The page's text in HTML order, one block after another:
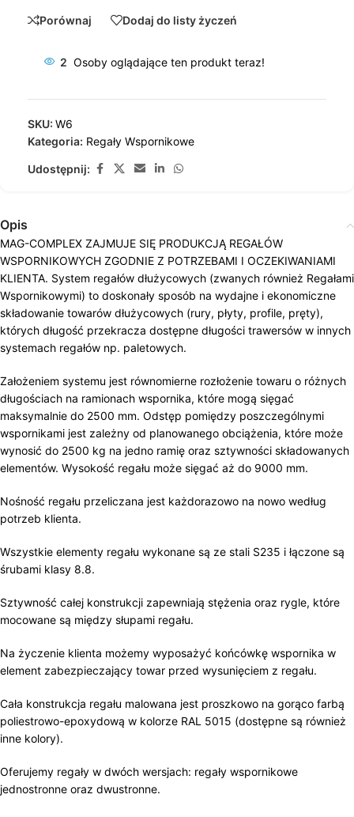
Porównaj Dodaj do listy życzeń
2 Osoby oglądające ten produkt teraz!
SKU: W6
Kategoria: Regały Wspornikowe
Udostępnij:
Opis
MAG-COMPLEX ZAJMUJE SIĘ PRODUKCJĄ REGAŁÓW
WSPORNIKOWYCH ZGODNIE Z POTRZEBAMI I OCZEKIWANIAMI
KLIENTA. System regałów dłużycowych (zwanych również Regałami
Wspornikowymi) to doskonały sposób na wydajne i ekonomiczne
składowanie towarów dłużycowych (rury, płyty, profile, pręty),
których długość przekracza dostępne długości trawersów w innych
systemach regałów np. paletowych.
Założeniem systemu jest równomierne rozłożenie towaru o różnych
długościach na ramionach wspornika, które mogą sięgać
maksymalnie do 2500 mm. Odstęp pomiędzy poszczególnymi
wspornikami jest zależny od planowanego obciążenia, które może
wynosić do 2500 kg na jedno ramię oraz sztywności składowanych
elementów. Wysokość regału może sięgać aż do 9000 mm.
Nośność regału przeliczana jest każdorazowo na nowo według
potrzeb klienta.
Wszystkie elementy regału wykonane są ze stali S235 i łączone są
śrubami klasy 8.8.
Sztywność całej konstrukcji zapewniają stężenia oraz rygle, które
mocowane są między słupami regału.
Na życzenie klienta możemy wyposażyć końcówkę wspornika w
element zabezpieczający towar przed wysunięciem z regału.
Cała konstrukcja regału malowana jest proszkowo na gorąco farbą
poliestrowo-epoxydową w kolorze RAL 5015 (dostępne są również
inne kolory).
Oferujemy regały w dwóch wersjach: regały wspornikowe
jednostronne oraz dwustronne.